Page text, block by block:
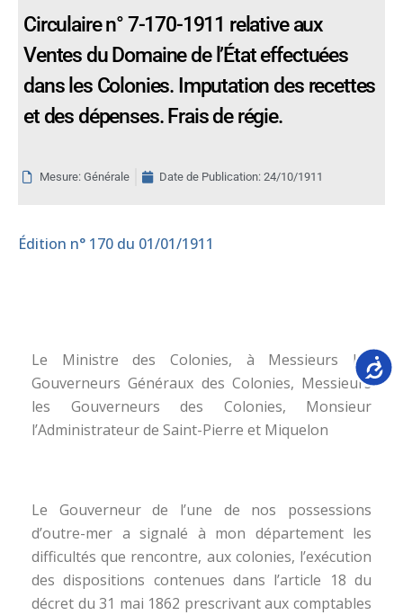
Circulaire n° 7-170-1911 relative aux
Ventes du Domaine de l’État effectuées
dans les Colonies. Imputation des recettes
et des dépenses. Frais de régie.
Mesure: Générale Date de Publication: 24/10/1911
Édition n° 170 du 01/01/1911
Le Ministre des Colonies, à Messieurs les
Gouverneurs Généraux des Colonies, Messieurs
les Gouverneurs des Colonies, Monsieur
l’Administrateur de Saint-Pierre et Miquelon
Le Gouverneur de l’une de nos possessions
d’outre-mer a signalé à mon département les
difficultés que rencontre, aux colonies, l’exécution
des dispositions contenues dans l’article 18 du
décret du 31 mai 1862 prescrivant aux comptables